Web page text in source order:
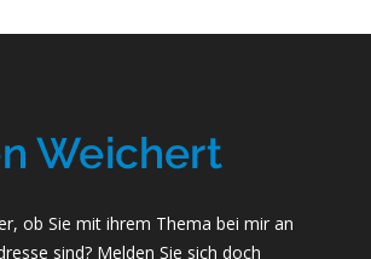
ob Sie mit ihrem Thema bei mir an
sind? Melden Sie sich doch